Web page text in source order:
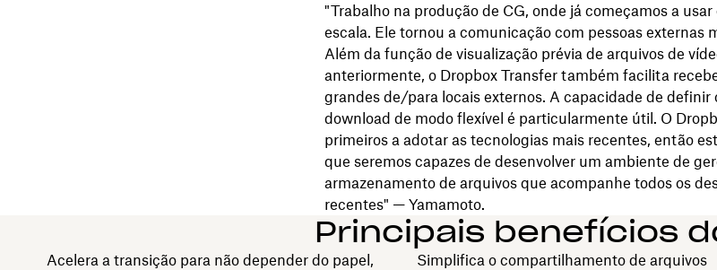
"Trabalho na produção de CG, onde já começamos a
escala. Ele tornou a comunicação com pessoas externas
Além da função de visualização prévia de arquivos de
anteriormente, o Dropbox Transfer também facilita
grandes de/para locais externos. A capacidade de definir
download de modo flexível é particularmente útil. O
primeiros a adotar as tecnologias mais recentes, então
que seremos capazes de desenvolver um ambiente de
armazenamento de arquivos que acompanhe todos os
recentes" — Yamamoto.
Principais benefícios
Acelera a transição para não depender do papel,
Simplifica o compartilhamento de arquivos